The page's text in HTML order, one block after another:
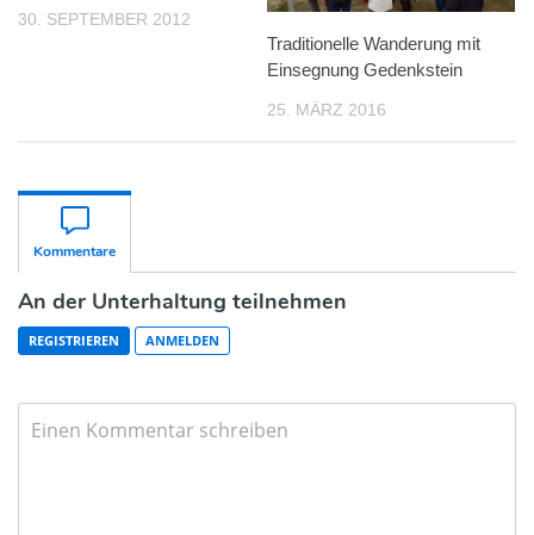
30. SEPTEMBER 2012
Traditionelle Wanderung mit
Einsegnung Gedenkstein
25. MÄRZ 2016